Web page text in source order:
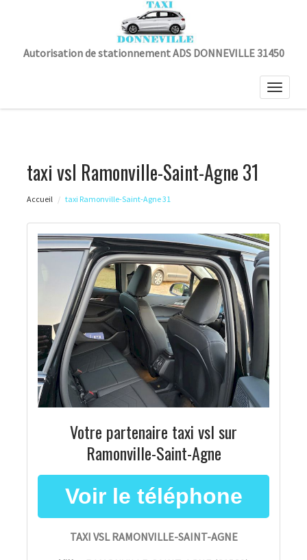
Autorisation de stationnement ADS DONNEVILLE 31450
Toggle
taxi vsl Ramonville-Saint-Agne 31
Accueil taxi Ramonville-Saint-Agne 31
Votre partenaire taxi vsl sur
Ramonville-Saint-Agne
TAXI VSL RAMONVILLE-SAINT-AGNE